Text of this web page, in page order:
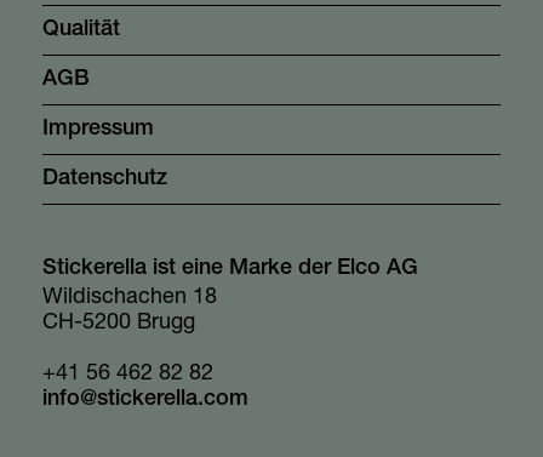
Qualität
AGB
Impressum
Datenschutz
Stickerella ist eine Marke der Elco AG
Wildischachen 18
CH-5200 Brugg
+41 56 462 82 82
info@stickerella.com